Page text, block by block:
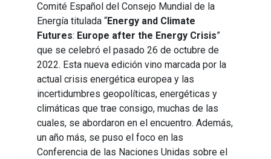
Comité Español del Consejo Mundial de la
Energía titulada “Energy and Climate
Futures: Europe after the Energy Crisis”
que se celebró el pasado 26 de octubre de
2022. Esta nueva edición vino marcada por la
actual crisis energética europea y las
incertidumbres geopolíticas, energéticas y
climáticas que trae consigo, muchas de las
cuales, se abordaron en el encuentro. Además,
un año más, se puso el foco en las
Conferencia de las Naciones Unidas sobre el